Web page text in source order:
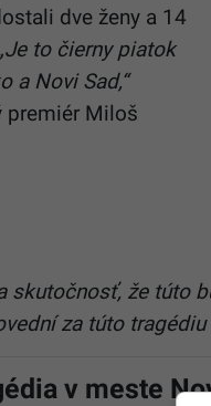
dve ženy a 14
to čierny piatok
a NoviSad,“
premiér Miloš
skutočnosť, že túto
za túto
v meste